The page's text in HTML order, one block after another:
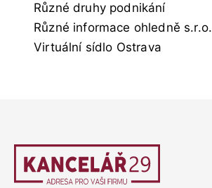
Různé druhy podnikání
Různé informace ohledně s.r.o.
Virtuální sídlo Ostrava